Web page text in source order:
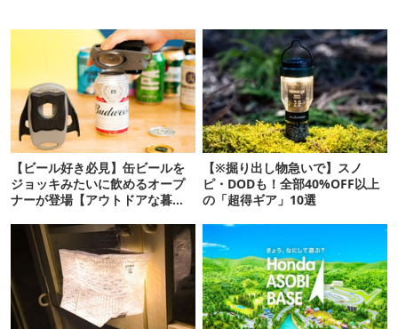
【ビール好き必見】缶ビールを
ジョッキみたいに飲めるオープ
ナーが登場【アウトドアな暮ら
【※掘り出し物急いで】スノ
ピ・DODも！全部40%OFF以上
の「超得ギア」10選